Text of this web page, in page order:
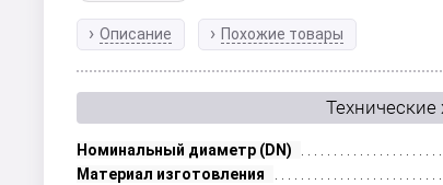
Описание Похожие товары
Технические
Номинальный диаметр (DN)
Материал изготовления